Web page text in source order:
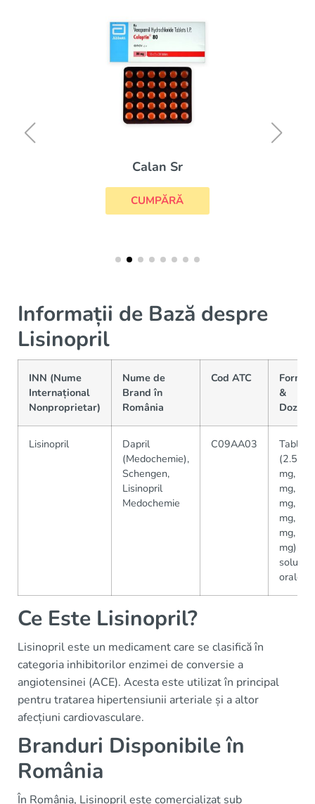
Calan Sr
CUMPĂRĂ
Informații de Bază despre
Lisinopril
INN (Nume
Internațional
Nonproprietar)
Nume de
Brand în
România
Cod ATC
Forme
&
Dozare
Lisinopril
Dapril
(Medochemie),
Schengen,
Lisinopril
Medochemie
C09AA03
Tablete
(2.5
mg, 5
mg, 10
mg, 20
mg, 30
mg, 40
mg),
soluții
orale
Ce Este Lisinopril?
Lisinopril este un medicament care se clasifică în
categoria inhibitorilor enzimei de conversie a
angiotensinei (ACE). Acesta este utilizat în principal
pentru tratarea hipertensiunii arteriale și a altor
afecțiuni cardiovasculare.
Branduri Disponibile în
România
În România, Lisinopril este comercializat sub